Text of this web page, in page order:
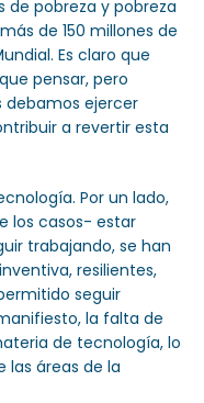
de pobreza y pobreza
de 150 millones de
Es claro que
pensar, pero
debamos ejercer
a revertir esta
Por un lado,
los casos- estar
trabajando, se han
resilientes,
seguir
la falta de
de tecnología, lo
áreas de la